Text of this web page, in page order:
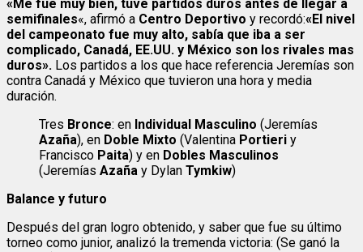
«Me fue muy bien, tuve partidos duros antes de llegar a
semifinales«, afirmó a Centro Deportivo y recordó:«El nivel
del campeonato fue muy alto, sabía que iba a ser
complicado, Canadá, EE.UU. y México son los rivales mas
duros». Los partidos a los que hace referencia Jeremías son
contra Canadá y México que tuvieron una hora y media
duración.
Tres Bronce: en Individual Masculino (Jeremías
Azaña), en Doble Mixto (Valentina Portieri y
Francisco Paita) y en Dobles Masculinos
(Jeremías Azaña y Dylan Tymkiw)
Balance y futuro
Después del gran logro obtenido, y saber que fue su último
torneo como junior, analizó la tremenda victoria: (Se ganó la